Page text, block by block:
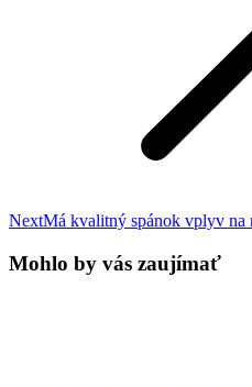
NextNext
Má kvalitný spánok vplyv na
Mohlo by vás zaujímať